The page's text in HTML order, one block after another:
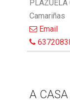
Camariñas
Email
A